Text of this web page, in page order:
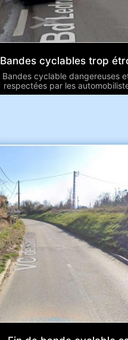
Bandes cyclables trop
Bandes cyclable dangereuses
respectées par les